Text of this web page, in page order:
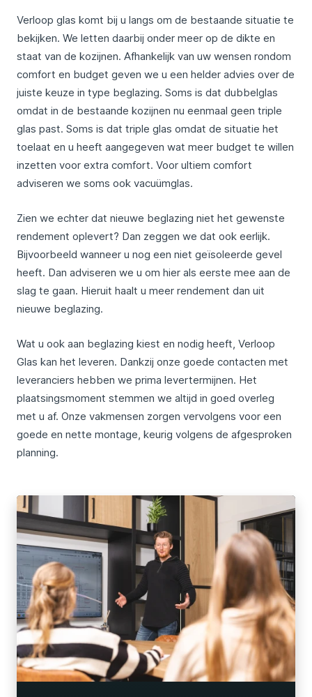
Verloop glas komt bij u langs om de bestaande situatie te
bekijken. We letten daarbij onder meer op de dikte en
staat van de kozijnen. Afhankelijk van uw wensen rondom
comfort en budget geven we u een helder advies over de
juiste keuze in type beglazing. Soms is dat dubbelglas
omdat in de bestaande kozijnen nu eenmaal geen triple
glas past. Soms is dat triple glas omdat de situatie het
toelaat en u heeft aangegeven wat meer budget te willen
inzetten voor extra comfort. Voor ultiem comfort
adviseren we soms ook vacuümglas.
Zien we echter dat nieuwe beglazing niet het gewenste
rendement oplevert? Dan zeggen we dat ook eerlijk.
Bijvoorbeeld wanneer u nog een niet geïsoleerde gevel
heeft. Dan adviseren we u om hier als eerste mee aan de
slag te gaan. Hieruit haalt u meer rendement dan uit
nieuwe beglazing.
Wat u ook aan beglazing kiest en nodig heeft, Verloop
Glas kan het leveren. Dankzij onze goede contacten met
leveranciers hebben we prima levertermijnen. Het
plaatsingsmoment stemmen we altijd in goed overleg
met u af. Onze vakmensen zorgen vervolgens voor een
goede en nette montage, keurig volgens de afgesproken
planning.